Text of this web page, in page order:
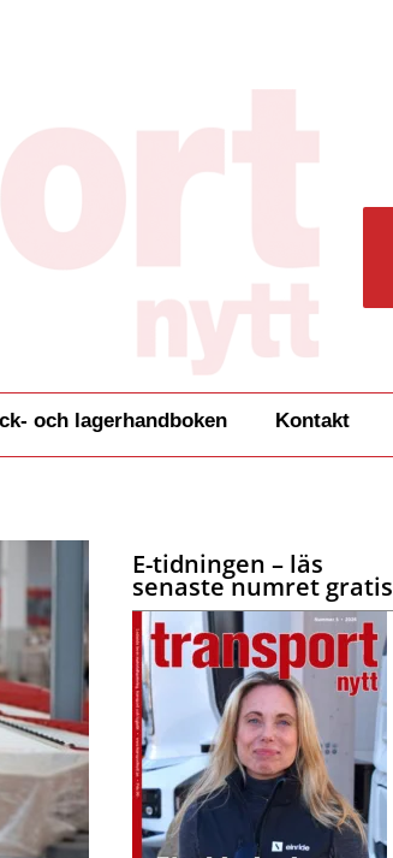
och lagerhandboken Kontakt
E-tidningen – läs
senaste numret gratis